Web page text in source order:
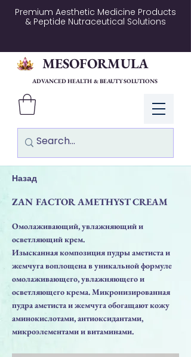
Premium Aesthetic Medicine Products
& Peptide Nutraceutical Solutions
Log In
MESOFORMULA
ADVANCED HEALTH & BEAUTY SOLUTIONS
Назад
ZAN FACTOR AMETHYST CREAM
Омолаживающий, увлажняющий и
осветляющий крем.
Изысканная композиция пудры аметиста и
жемчуга воплощена в уникальной формуле
омолаживающего, увлажняющего и
осветляющего крема. Микронизированная
пудра аметиста и жемчуга обогащают кожу
аминокислотами, антиоксидантами,
микроэлементами и витаминами.